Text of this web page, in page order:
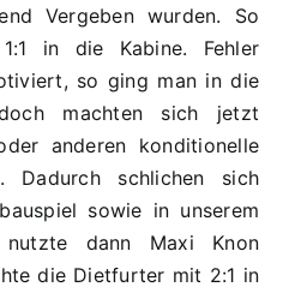
Vergeben wurden. So
in die Kabine. Fehler
so ging man in die
machten sich jetzt
anderen konditionelle
Dadurch schlichen sich
sowie in unserem
dann Maxi Knon
die Dietfurter mit 2:1 in